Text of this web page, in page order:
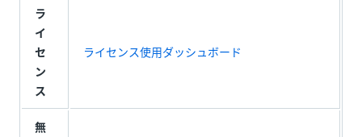
ラ
イ
セ
ン
ス
ライセンス使用ダッシュボード
無